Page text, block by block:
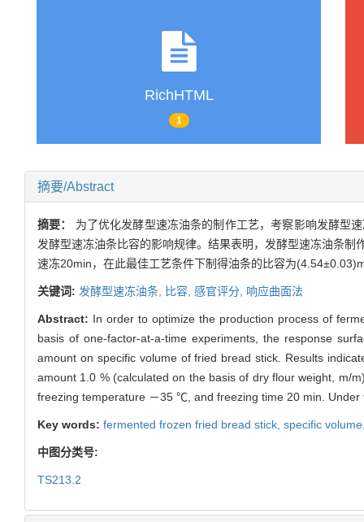
RichHTML
1
摘要/Abstract
摘要： 为了优化发酵型速冻油条的制作工艺，考察影响发酵型
发酵型速冻油条比容的影响规律。结果表明，发酵型速冻油条
速冻20min，在此最佳工艺条件下制得油条的比容为
关键词: 发酵型速冻油条, 比容, 感官评分, 响应曲面法
Abstract: In order to optimize the production process of
basis of one-factor-at-a-time experiments, the response
amount on specific volume of fried bread stick. Results
amount 1.0 % (calculated on the basis of dry flour weight, m/
freezing temperature －35 ℃, and freezing time 20 min.
Key words: fermented frozen fried bread stick, specific
中图分类号:
TS213.2